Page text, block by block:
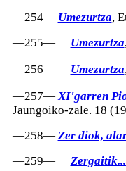
—254— Umezurtza,
—255—
Umezurtza
—256—
Umezurtza
—257—XI'garren
Jaungoiko-zale. 18
—258— Zer diok,
—259—